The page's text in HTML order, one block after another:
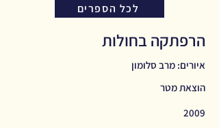
לכל הספרים
הרפתקה בחולות
איורים: מרב סלומון
הוצאת מטר
2009